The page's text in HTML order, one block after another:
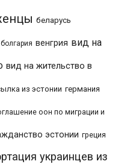
беларусь
болгария венгрия вид на
вид на жительство в
из эстонии германия
оон по миграции и
эстонии греция
украинцев из